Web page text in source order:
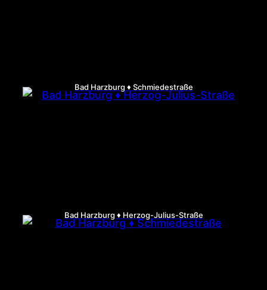
Bad Harzburg ♦ Schmiedestraße
Bad Harzburg ♦ Herzog-Julius-Straße